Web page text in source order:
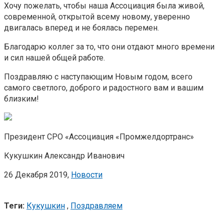
Хочу пожелать, чтобы наша Ассоциация была живой,
современной, открытой всему новому, уверенно
двигалась вперед и не боялась перемен.
Благодарю коллег за то, что они отдают много времени
и сил нашей общей работе.
Поздравляю с наступающим Новым годом, всего
самого светлого, доброго и радостного вам и вашим
близким!
Президент СРО «Ассоциация «Промжелдортранс»
Кукушкин Александр Иванович
26 Декабря 2019, Новости
Теги: Кукушкин , Поздравляем